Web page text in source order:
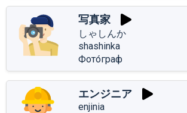
写真家
しゃしんか
shashinka
Фото́граф
エンジニア
enjinia